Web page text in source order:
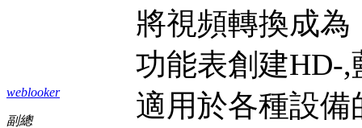
weblooker
副總
將視頻轉換成
功能表創建HD-
適用於各種設